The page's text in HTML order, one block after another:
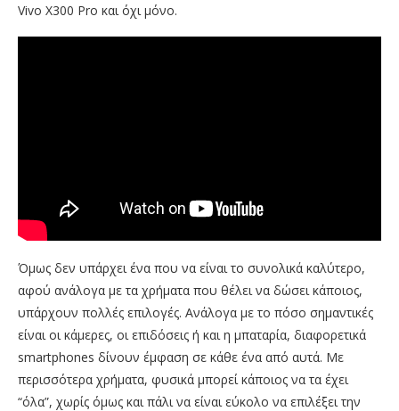
Vivo X300 Pro και όχι μόνο.
Όμως δεν υπάρχει ένα που να είναι το συνολικά καλύτερο,
αφού ανάλογα με τα χρήματα που θέλει να δώσει κάποιος,
υπάρχουν πολλές επιλογές. Ανάλογα με το πόσο σημαντικές
είναι οι κάμερες, οι επιδόσεις ή και η μπαταρία, διαφορετικά
smartphones δίνουν έμφαση σε κάθε ένα από αυτά. Με
περισσότερα χρήματα, φυσικά μπορεί κάποιος να τα έχει
“όλα”, χωρίς όμως και πάλι να είναι εύκολο να επιλέξει την